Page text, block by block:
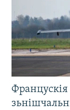
Францускія